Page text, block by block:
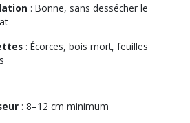
: Bonne, sans dessécher le
: Écorces, bois mort, feuilles
: 8–12 cm minimum